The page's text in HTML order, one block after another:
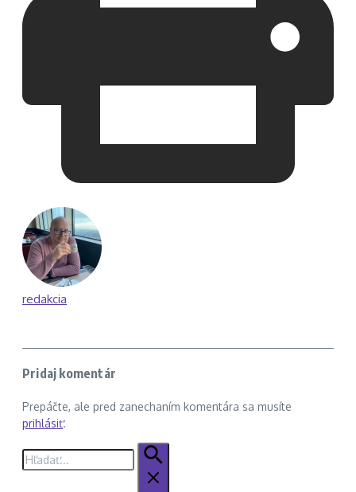
redakcia
Pridaj komentár
Prepáčte, ale pred zanechaním komentára sa musíte
prihlásiť.
Hľadať: